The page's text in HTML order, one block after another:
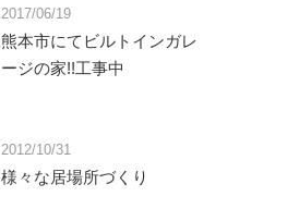
2017/06/19
熊本市にてビルトインガレ
ージの家!!工事中
2012/10/31
様々な居場所づくり